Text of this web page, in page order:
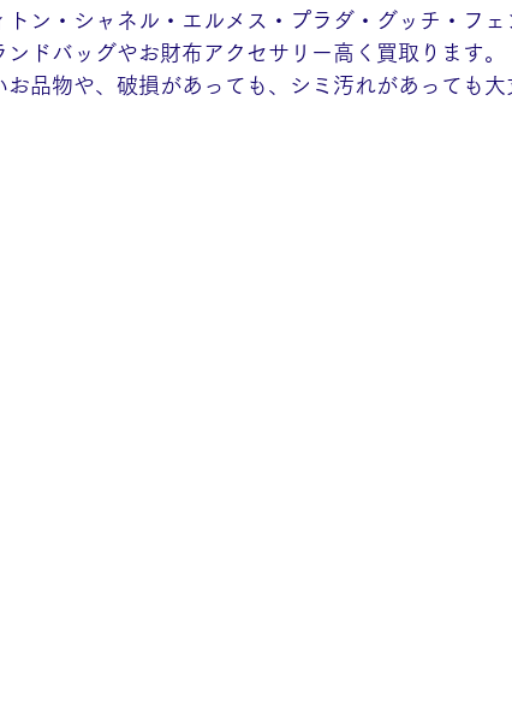
トン・シャネル・エルメス・プラダ・グッチ・フ
ンドバッグやお財布アクセサリー高く買取ります。
お品物や、破損があっても、シミ汚れがあっても大